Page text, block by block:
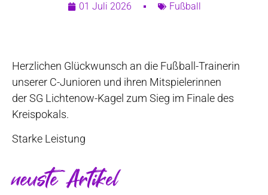
01 Juli 2026 Fußball
Herzlichen Glückwunsch an die Fußball-Trainerin
unserer C-Junioren und ihren Mitspielerinnen
der SG Lichtenow-Kagel zum Sieg im Finale des
Kreispokals.
Starke Leistung
neuste Artikel